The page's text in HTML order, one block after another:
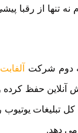
نه تنها از رقبا
دوم شرکت آلفابت
دهد.